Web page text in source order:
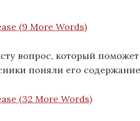
(9 More Words)
вопрос, который
поняли его
(32 More Words)